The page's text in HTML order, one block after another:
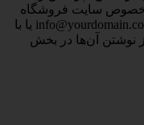
خصوص سایت فروشگاه
ما، خدمات و درخواست کالا را با ایمیل info@yourdomain.com یا با
و از نوشتن آن‌ها در بخش